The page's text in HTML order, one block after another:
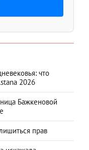
что
2026
Бажкеновой
прав